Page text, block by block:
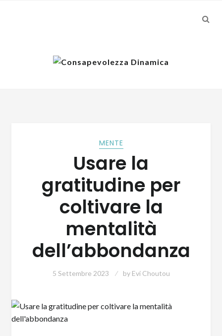
MENTE
Usare la
gratitudine per
coltivare la
mentalità
dell’abbondanza
5 Settembre 2023 by Evi Choutou